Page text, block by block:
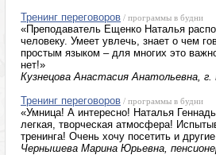
Тренинг переговоров / программы в будни
«Преподаватель Ещенко Наталья
человеку. Умеет увлечь, знает о чем
простым языком – для многих это
нет!»
Кузнецова Анастасия Анатольевна, г.
Тренинг переговоров / программы в будни
«Умница! А интересно! Наталья
легкая, творческая атмосфера!
тренинга! Очень хочу посетить и
Чернышева Марина Юрьевна,